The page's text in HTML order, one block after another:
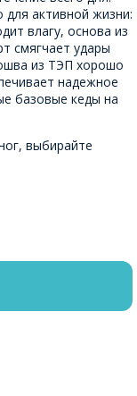
для активной жизни:
влагу, основа из
смягчает удары
из ТЭП хорошо
надежное
базовые кеды на
выбирайте